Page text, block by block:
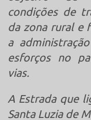
condições de
da zona rural e
a
esforços no
vias.
A Estrada que
Santa Luzia de